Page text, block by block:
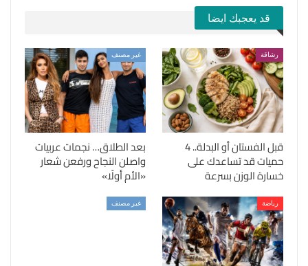
قد يعجبك ايضا
رشاقة
قبل الفستان أو البدلة.. 4
حميات قد تساعدك على
خسارة الوزن بسرعة
غير مصنف
بعد الطلاق… نجمات عربيات
واصلن النجاح ورفعن شعار
«الأم أولًا»
رياضة غير مصنف